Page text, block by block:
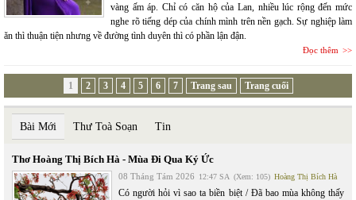
vàng ấm áp. Chỉ có căn hộ của Lan, nhiều lúc rộng đến mức
nghe rõ tiếng dép của chính mình trên nền gạch. Sự nghiệp làm
ăn thì thuận tiện nhưng về đường tình duyên thì có phần lận đận.
Đọc thêm
1 2 3 4 5 6 7 Trang sau Trang cuối
Bài Mới Thư Toà Soạn Tin
Thơ Hoàng Thị Bích Hà - Mùa Đi Qua Ký Ức
08 Tháng Tám 2026 12:47 SA (Xem: 105) Hoàng Thị Bích Hà
Có người hỏi vì sao ta biền biệt / Đã bao mùa không thấy